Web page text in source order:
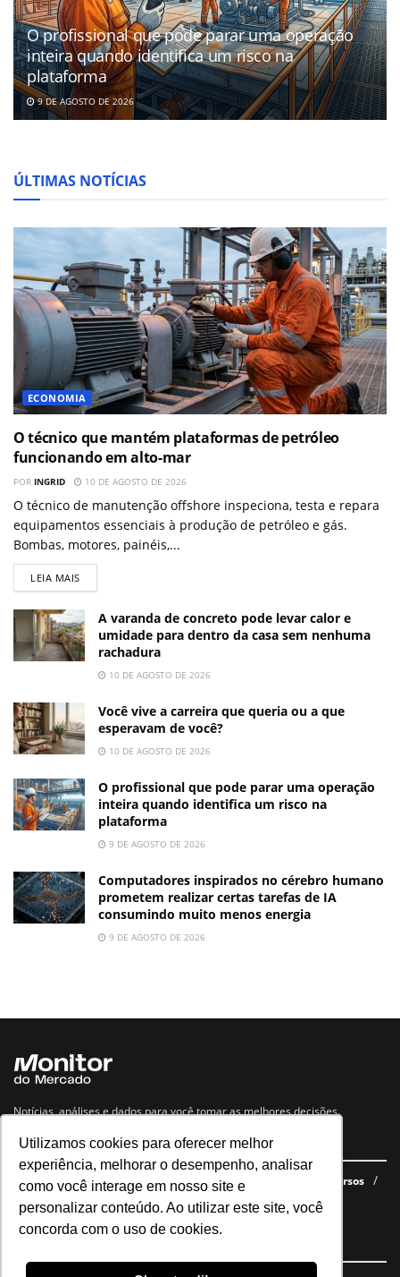
Utilizamos cookies para oferecer melhor
experiência, melhorar o desempenho, analisar
como você interage em nosso site e
personalizar conteúdo. Ao utilizar este site, você
concorda com o uso de cookies.
O profissional que pode parar uma operação
inteira quando identifica um risco na
plataforma
9 DE AGOSTO DE 2026
ÚLTIMAS NOTÍCIAS
ECONOMIA
O técnico que mantém plataformas de petróleo
funcionando em alto-mar
POR INGRID 10 DE AGOSTO DE 2026
O técnico de manutenção offshore inspeciona, testa e repara
equipamentos essenciais à produção de petróleo e gás.
Bombas, motores, painéis,...
LEIA MAIS
A varanda de concreto pode levar calor e
umidade para dentro da casa sem nenhuma
rachadura
10 DE AGOSTO DE 2026
Você vive a carreira que queria ou a que
esperavam de você?
10 DE AGOSTO DE 2026
O profissional que pode parar uma operação
inteira quando identifica um risco na
plataforma
9 DE AGOSTO DE 2026
Computadores inspirados no cérebro humano
prometem realizar certas tarefas de IA
consumindo muito menos energia
9 DE AGOSTO DE 2026
Notícias, análises e dados para você tomar as melhores decisões.
Navegue no site
Últimas notícias Quem somos E-books gratuitos
Cursos
Política de privacidade